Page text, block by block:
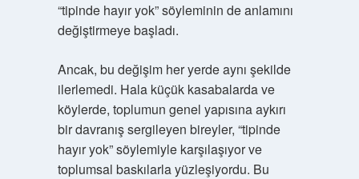
“tipinde hayır yok” söyleminin de anlamını
değiştirmeye başladı.
Ancak, bu değişim her yerde aynı şekilde
ilerlemedi. Hala küçük kasabalarda ve
köylerde, toplumun genel yapısına aykırı
bir davranış sergileyen bireyler, “tipinde
hayır yok” söylemiyle karşılaşıyor ve
toplumsal baskılarla yüzleşiyordu. Bu